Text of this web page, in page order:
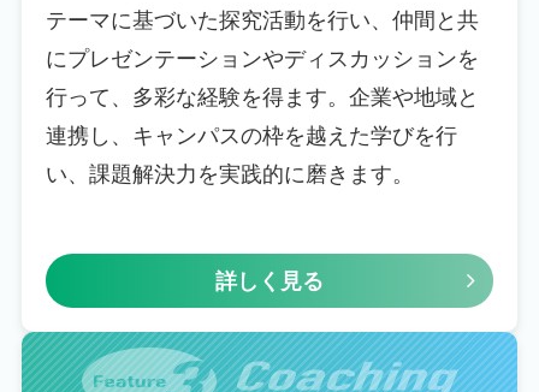
テーマに基づいた探究活動を行い、仲間と共
にプレゼンテーションやディスカッションを
行って、多彩な経験を得ます。企業や地域と
連携し、キャンパスの枠を越えた学びを行
い、課題解決力を実践的に磨きます。
詳しく見る